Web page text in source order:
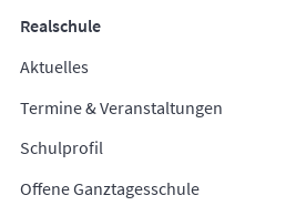
Realschule
Aktuelles
Termine & Veranstaltungen
Schulprofil
Offene Ganztagesschule